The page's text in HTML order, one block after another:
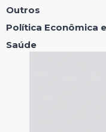
Outros
Política Econômica
Saúde